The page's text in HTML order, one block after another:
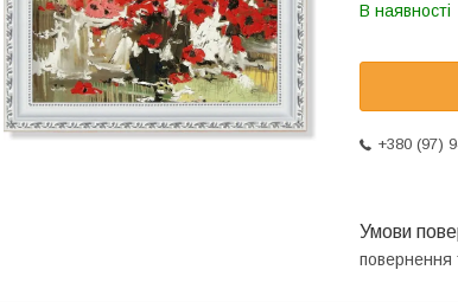
В наявності
+380 (97)
повернення